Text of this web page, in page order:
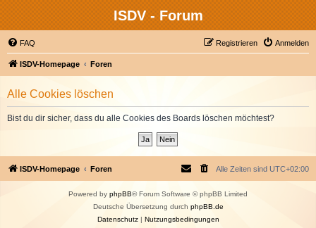
ISDV - Forum
FAQ Anmelden
Registrieren
ISDV-Homepage Foren
Alle Cookies löschen
Bist du dir sicher, dass du alle Cookies des Boards löschen möchtest?
ISDV-Homepage Foren Alle Zeiten sind UTC+02:00
Powered by phpBB® Forum Software © phpBB Limited
Deutsche Übersetzung durch phpBB.de
Datenschutz| Nutzungsbedingungen